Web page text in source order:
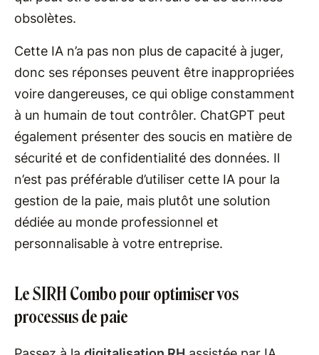
obsolètes.
Cette IA n’a pas non plus de capacité à juger,
donc ses réponses peuvent être inappropriées
voire dangereuses, ce qui oblige constamment
à un humain de tout contrôler. ChatGPT peut
également présenter des soucis en matière de
sécurité et de confidentialité des données. Il
n’est pas préférable d’utiliser cette IA pour la
gestion de la paie, mais plutôt une solution
dédiée au monde professionnel et
personnalisable à votre entreprise.
Le SIRH Combo pour optimiser vos
processus de paie